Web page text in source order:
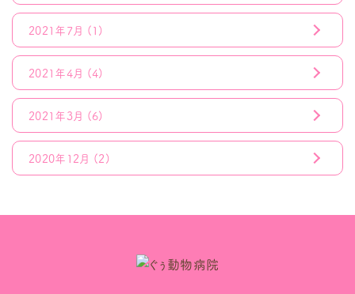
2021年7月 (1)
2021年4月 (4)
2021年3月 (6)
2020年12月 (2)